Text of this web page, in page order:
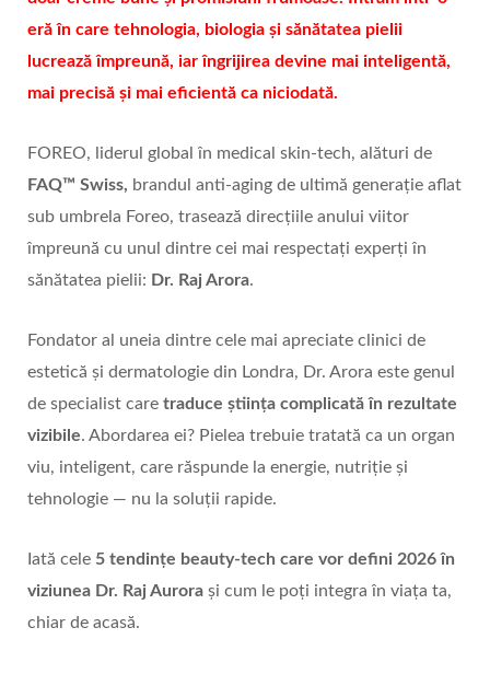
eră în care tehnologia, biologia și sănătatea pielii
lucrează împreună, iar îngrijirea devine mai inteligentă,
mai precisă și mai eficientă ca niciodată.
FOREO, liderul global în medical skin-tech, alături de
FAQ™ Swiss, brandul anti-aging de ultimă generație aflat
sub umbrela Foreo, trasează direcțiile anului viitor
împreună cu unul dintre cei mai respectați experți în
sănătatea pielii: Dr. Raj Arora.
Fondator al uneia dintre cele mai apreciate clinici de
estetică și dermatologie din Londra, Dr. Arora este genul
de specialist care traduce știința complicată în rezultate
vizibile. Abordarea ei? Pielea trebuie tratată ca un organ
viu, inteligent, care răspunde la energie, nutriție și
tehnologie — nu la soluții rapide.
Iată cele 5 tendințe beauty-tech care vor defini 2026 în
viziunea Dr. Raj Aurora și cum le poți integra în viața ta,
chiar de acasă.